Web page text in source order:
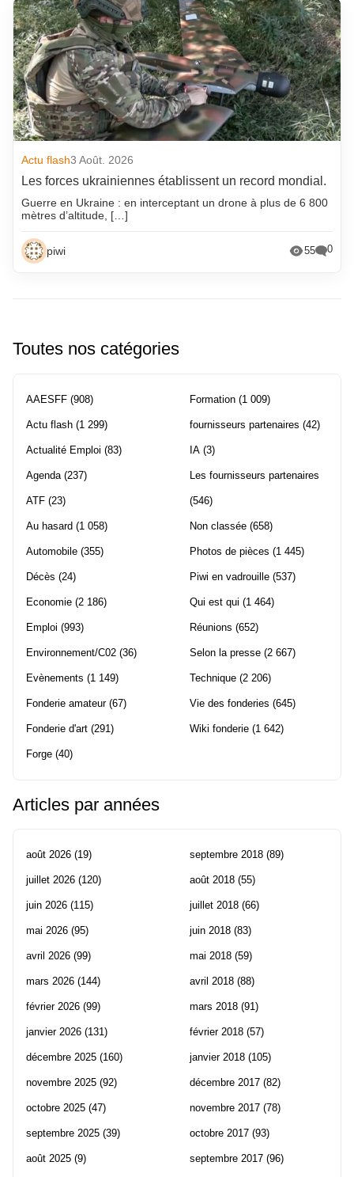
Actu flash3 Août. 2026
Les forces ukrainiennes établissent un record mondial.
Guerre en Ukraine : en interceptant un drone à plus de 6 800
mètres d’altitude, […]
piwi 55 0
Toutes nos catégories
AAESFF (908)
Actu flash (1 299)
Actualité Emploi (83)
Agenda (237)
ATF (23)
Au hasard (1 058)
Automobile (355)
Décès (24)
Economie (2 186)
Emploi (993)
Environnement/C02 (36)
Evènements (1 149)
Fonderie amateur(67)
Fonderie d'art (291)
Forge (40)
Formation (1 009)
fournisseurs partenaires (42)
IA (3)
Les fournisseurs partenaires
(546)
Non classée (658)
Photos de pièces (1 445)
Piwi en vadrouille (537)
Qui est qui (1 464)
Réunions (652)
Selon la presse (2 667)
Technique (2 206)
Vie des fonderies (645)
Wiki fonderie (1 642)
Articles par années
août 2026 (19)
juillet 2026 (120)
juin 2026 (115)
mai 2026 (95)
avril 2026 (99)
mars 2026 (144)
février 2026 (99)
janvier 2026 (131)
décembre 2025 (160)
novembre 2025 (92)
octobre 2025 (47)
septembre 2025 (39)
août 2025 (9)
septembre 2018 (89)
août 2018 (55)
juillet 2018 (66)
juin 2018 (83)
mai 2018 (59)
avril 2018 (88)
mars 2018 (91)
février 2018 (57)
janvier 2018 (105)
décembre 2017 (82)
novembre 2017 (78)
octobre 2017 (93)
septembre 2017 (96)